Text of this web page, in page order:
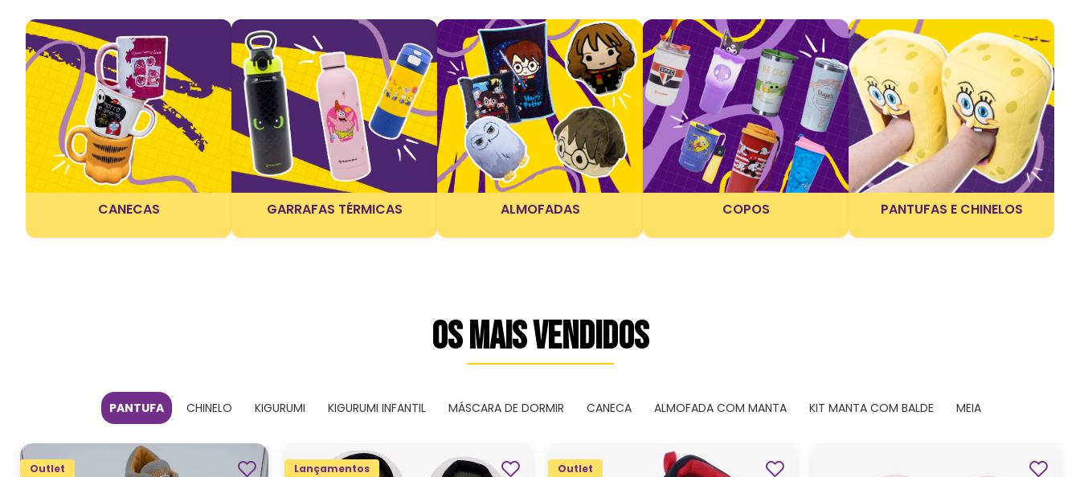
CANECAS GARRAFAS TÉRMICAS ALMOFADAS COPOS PANTUFAS E CHINELOS
OS MAIS VENDIDOS
PANTUFA CHINELO KIGURUMI KIGURUMI INFANTIL MÁSCARA DE DORMIR CANECA ALMOFADA COM MANTA KIT MANTA COM BALDE MEIA
Outlet Lançamentos Outlet